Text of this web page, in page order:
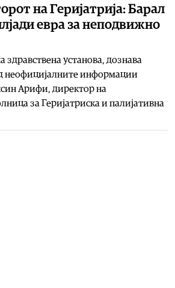
на Геријатрија: Барал
евра за неподвижно
здравствена установа, дознава
неофицијалните информации
Арифи, директор на
за Геријатриска и палијативна